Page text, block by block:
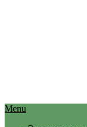
Menu